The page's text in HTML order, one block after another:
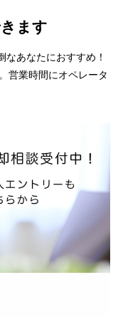
ます
あなたにおすすめ！
営業時間にオペレータ